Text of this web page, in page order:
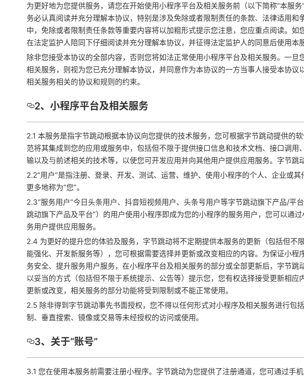
为更好地为您提供服务，请您在开始使用小程序平台及相关服务前（以下简称“本服务”
务必认真阅读并充分理解本协议，特别是涉及免除或者限制责任的条款、法律适用和
中，免除或者限制责任条款等重要内容将以加粗形式提示您注意，您应重点阅读。如
在法定监护人陪同下仔细阅读并充分理解本协议，并征得法定监护人的同意后使用本服
除非您接受本协议的全部内容，否则您将如法正常使用小程序平台及相关服务。一旦
相关服务，则视为您已充分理解本协议，并同意作为本协议的一方当事人接受本协议
相关服务相关的协议和规则的约束。
2、小程序平台及相关服务
2.1 本服务是指字节跳动根据本协议向您提供的技术服务，您可根据字节跳动提供的
范将其集成到您的应用或服务中，包括但不限于提供接口信息和技术文档、接口调用
输以及与前述相关的技术等，以使您可开发应用并向其他用户提供应用服务。字节跳
2.2“用户”是指注册、登录、开发、测试、运营、维护、使用小程序的个人、企业或
更多地称为“您”。
2.3“服务用户”今日头条用户、抖音短视频用户、头条号用户等字节跳动旗下产品/平
跳动旗下产品及平台”）的用户使用小程序即成为您的小程序的服务用户，您可以通
务用户提供应用服务。
2.4 为更好的提升您的体验及服务，字节跳动将不定期提供本服务的更新（包括但不
能强化、开发新服务等），您可根据需要选择并更新或改变相应的内容。为保证小程
务安全、提升服务用户服务，在小程序平台及相关服务的部分或全部更新后，字节跳
以妥当的方式（包括但不限于系统提示、公告等）提示您，您有权选择接受更新相应
更新或改变，相关服务的部分功能将受到限制或不能正常使用。
2.5 除非得到字节跳动事先书面授权，您不得以任何形式对小程序及相关服务进行包
制、垂直搜索、镜像或交易等未经授权的访问或使用。
3、关于“账号”
3.1 您在使用本服务前需要注册小程序。字节跳动为您提供了注册通道，您可通过手